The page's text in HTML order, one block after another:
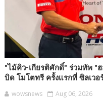
"ไม้คิว-เกียรติศักดิ์" ร่วมทัพ "
บิด โมโตทรี ครั้งแรกที่ ซิลเวอ
wowsnews Aug 06, 2026